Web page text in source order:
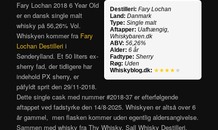
Destilleri: Fary Lochan
Land: Danmark
Type: Single malt
Aftapper: Uafhængig,
Whiskybaren.dk
ABV: 56,26%
Alder: 6 år
Fadtype: Sherry
Røg: Uden
Whiskyblog.dk: ★★★★ ★
Fary Lochan 2018 6 Year Old
er en dansk single malt
whisky på 56,26% Vol.
Whiskyen kommer fra Fary
Lochan Destilleri i
Sønderylland. Et 50 liters ex-
sherry fad, der tidligere har
indehold PX sherry, er
påfyldt sprit den 29/11-2018.
Dette single cask med nummer #2018-37 er efterfølgende
aftappet ved fadstyrke den 14/8-2025. Whiskyen er altså over 6
år gammel, men flasken kommer uden egentlig aldersangivelse.
Sammen med whisky fra Thy Whisky, Sall Whisky Destilleri,